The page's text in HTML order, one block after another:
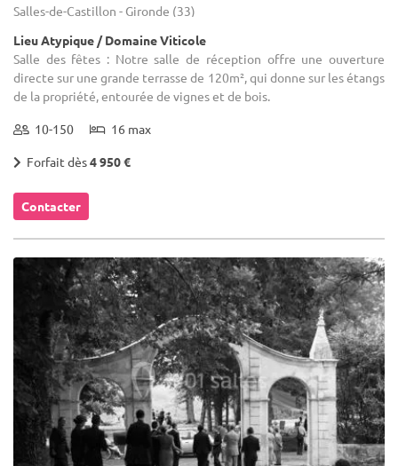
Salles-de-Castillon - Gironde (33)
Lieu Atypique / Domaine Viticole
Salle des fêtes : Notre salle de réception offre une ouverture
directe sur une grande terrasse de 120m², qui donne sur les étangs
de la propriété, entourée de vignes et de bois.
10-150 16 max
Forfait dès4 950 €
Contacter